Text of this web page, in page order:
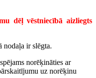
dēļ vēstniecībā aizliegts
nodaļa ir slēgta.
norēķināties ar
uz norēķinu